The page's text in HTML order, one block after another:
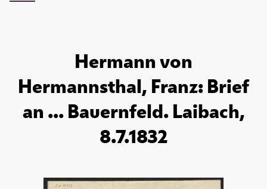
Hermann von
Hermannsthal, Franz: Brief
an ... Bauernfeld. Laibach,
8.7.1832